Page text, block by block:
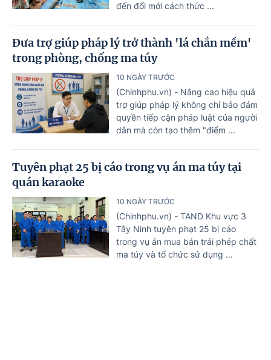
đến đổi mới cách thức ...
Đưa trợ giúp pháp lý trở thành 'lá chắn mềm'
trong phòng, chống ma túy
10 NGÀY TRƯỚC
(Chinhphu.vn) - Nâng cao hiệu quả
trợ giúp pháp lý không chỉ bảo đảm
quyền tiếp cận pháp luật của người
dân mà còn tạo thêm "điểm ...
Tuyên phạt 25 bị cáo trong vụ án ma túy tại
quán karaoke
10 NGÀY TRƯỚC
(Chinhphu.vn) - TAND Khu vực 3
Tây Ninh tuyên phạt 25 bị cáo
trong vụ án mua bán trái phép chất
ma túy và tổ chức sử dụng ...